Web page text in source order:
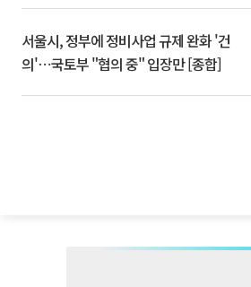
서울시, 정부에 정비사업 규제 완화 '건
의'⋯국토부 "협의 중" 입장만 [종합]